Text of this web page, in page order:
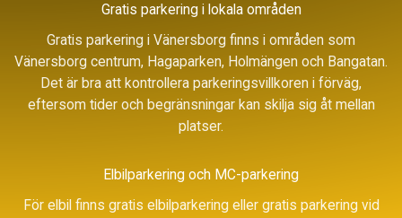
Gratis parkering i lokala områden
Gratis parkering i Vänersborg finns i områden som
Vänersborg centrum, Hagaparken, Holmängen och Bangatan.
Det är bra att kontrollera parkeringsvillkoren i förväg,
eftersom tider och begränsningar kan skilja sig åt mellan
platser.
Elbilparkering och MC-parkering
För elbil finns gratis elbilparkering eller gratis parkering vid